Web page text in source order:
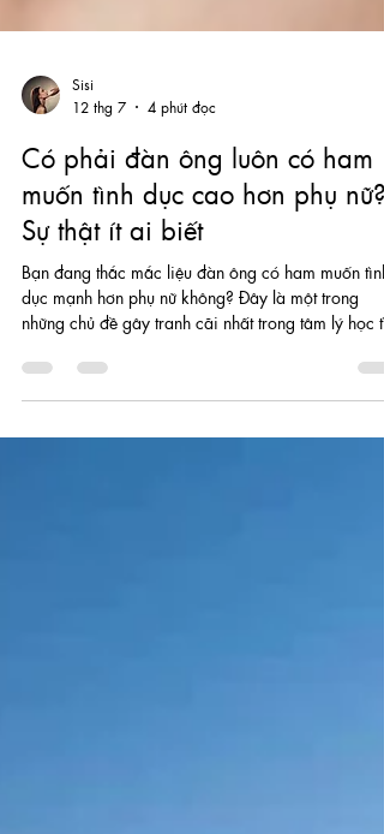
Sisi
12 thg 7
4 phút đọc
Có phải đàn ông luôn có ham
muốn tình dục cao hơn phụ nữ?
Sự thật ít ai biết
Bạn đang thắc mắc liệu đàn ông có ham muốn tình
dục mạnh hơn phụ nữ không? Đây là một trong
những chủ đề gây tranh cãi nhất trong tâm lý học
dục và sức khỏe giới. Nhiều người vẫn tin vào định
kiến “đàn ông lúc nào cũng thèm”, còn “phụ nữ thì ít